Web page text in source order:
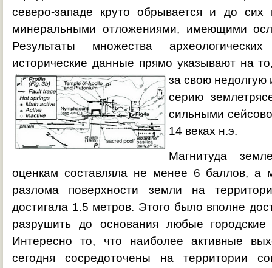
северо-западе круто обрывается и до сих
минеральными отложениями, имеющими
Результаты множества
исторические данные прямо указывают на
за свою
серию
сильными
14 веках н.э.
Магнитуда
оценкам составляла не менее 6 баллов, а
разлома поверхности земли на
достигала 1.5 метров. Этого было вполне
разрушить до основания любые
Интересно то, что наиболее активные
сегодня сосредоточены на территории